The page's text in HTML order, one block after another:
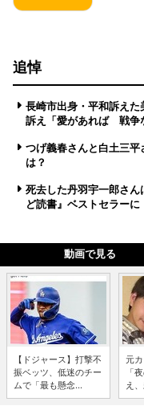
追悼
長崎市出身・平和訴え
訴え「愛があれば 戦争
つげ義春さんと白土三
は？
死去した丹羽宇一郎さ
ど読書』ベストセラーに
動画で見る
【ドジャース】打撃不
振ベッツ、低迷のチー
ムで「最も懸念...
元
「
え